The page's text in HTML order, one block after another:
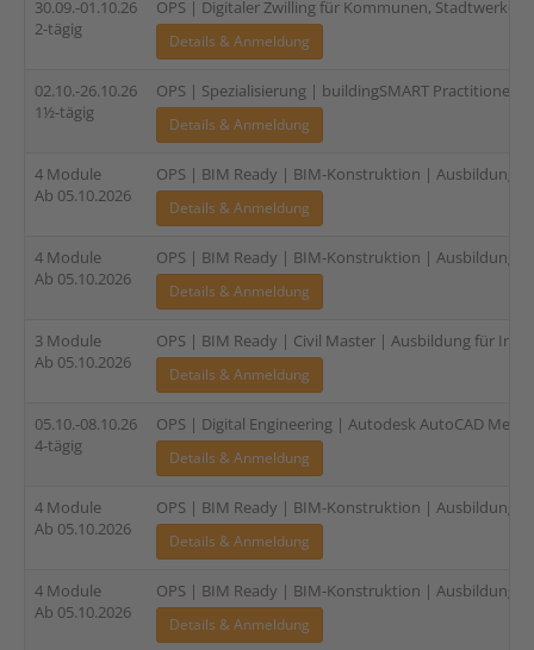
30.09.-01.10.26
2-tägig
OPS | Digitaler Zwilling für Kommunen, Stadtwerke
Details & Anmeldung
02.10.-26.10.26
1½-tägig
OPS | Spezialisierung | buildingSMART Practitioner
Details & Anmeldung
4 Module
Ab 05.10.2026
OPS | BIM Ready | BIM-Konstruktion | Ausbildung
Details & Anmeldung
4 Module
Ab 05.10.2026
OPS | BIM Ready | BIM-Konstruktion | Ausbildung
Details & Anmeldung
3 Module
Ab 05.10.2026
OPS | BIM Ready | Civil Master | Ausbildung für
Details & Anmeldung
05.10.-08.10.26
4-tägig
OPS | Digital Engineering | Autodesk AutoCAD
Details & Anmeldung
4 Module
Ab 05.10.2026
OPS | BIM Ready | BIM-Konstruktion | Ausbildung
Details & Anmeldung
4 Module
Ab 05.10.2026
OPS | BIM Ready | BIM-Konstruktion | Ausbildung
Details & Anmeldung